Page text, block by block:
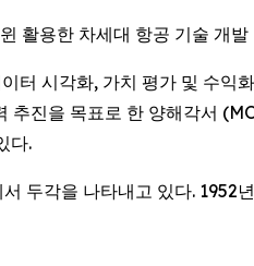
활용한 차세대 항공 기술 개발
시각화, 가치 평가 및 수
진을 목표로 한 양해각서
다.
두각을 나타내고 있다. 1952